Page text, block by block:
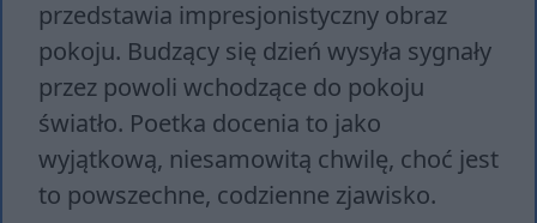
przedstawia impresjonistyczny obraz
pokoju. Budzący się dzień wysyła sygnały
przez powoli wchodzące do pokoju
światło. Poetka docenia to jako
wyjątkową, niesamowitą chwilę, choć jest
to powszechne, codzienne zjawisko.